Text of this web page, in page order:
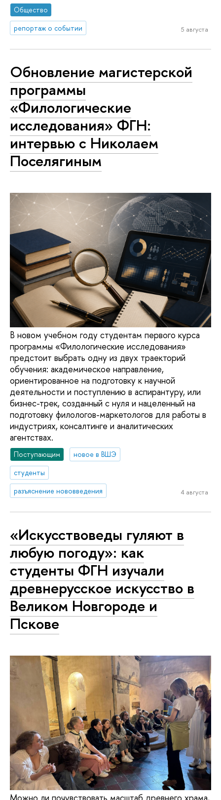
Общество
репортаж о событии
5 августа
Обновление магистерской
программы
«Филологические
исследования» ФГН:
интервью с Николаем
Поселягиным
В новом учебном году студентам первого курса
программы «Филологические исследования»
предстоит выбрать одну из двух траекторий
обучения: академическое направление,
ориентированное на подготовку к научной
деятельности и поступлению в аспирантуру, или
бизнес-трек, созданный с нуля и нацеленный на
подготовку филологов-маркетологов для работы в
индустриях, консалтинге и аналитических
агентствах.
Поступающим
новое в ВШЭ
студенты
разъяснение нововведения
4 августа
«Искусствоведы гуляют в
любую погоду»: как
студенты ФГН изучали
древнерусское искусство в
Великом Новгороде и
Пскове